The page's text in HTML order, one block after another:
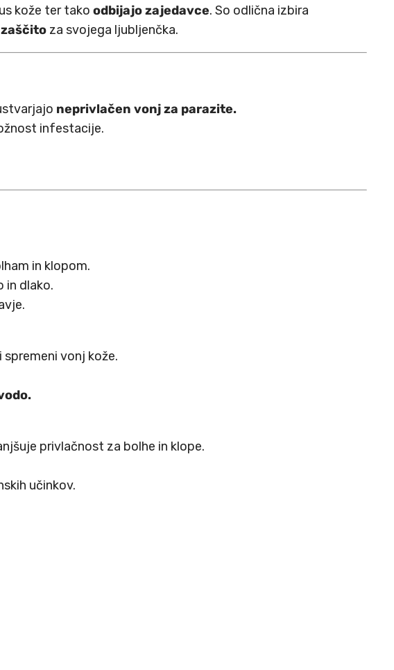
kože ter tako odbijajo zajedavce. So odlična izbira
za svojega ljubljenčka.
neprivlačen vonj za parazite.
infestacije.
in klopom.
in dlako.
spremeni vonj kože.
privlačnost za bolhe in klope.
učinkov.